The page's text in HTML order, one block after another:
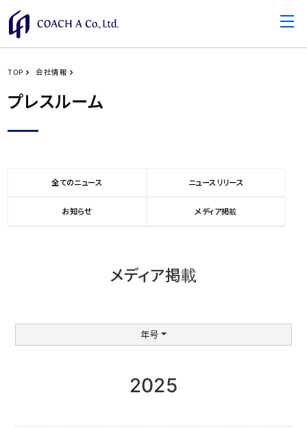
TOP 会社情報
プレスルーム
全てのニュース ニュースリリース
お知らせ メディア掲載
メディア掲載
年号
2025